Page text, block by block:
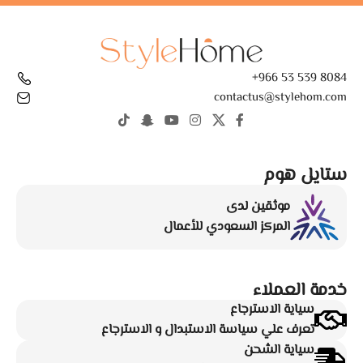
ستايل هوم
موثقين لدى
المركز السعودي للأعمال
خدمة العملاء
سياية الاسترجاع
تعرف علي سياسة الاستبدال و الاسترجاع
سياية الشحن
8084 539 53 966+
contactus@stylehom.com